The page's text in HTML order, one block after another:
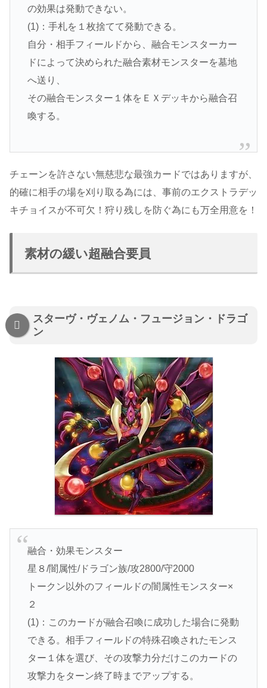
の効果は発動できない。
(1)：手札を１枚捨てて発動できる。
自分・相手フィールドから、融合モンスターカー
ドによって決められた融合素材モンスターを墓地
へ送り、
その融合モンスター１体をＥＸデッキから融合召
喚する。
チェーンを許さない無慈悲な最強カードではありますが、
的確に相手の場を刈り取る為には、事前のエクストラデッ
キチョイスが不可欠！狩り残しを防ぐ為にも万全用意を！
素材の緩い超融合要員
スターヴ・ヴェノム・フュージョン・ドラゴ
ン
融合・効果モンスター
星８/闇属性/ドラゴン族/攻2800/守2000
トークン以外のフィールドの闇属性モンスター×
２
(1)：このカードが融合召喚に成功した場合に発動
できる。相手フィールドの特殊召喚されたモンス
ター１体を選び、その攻撃力分だけこのカードの
攻撃力をターン終了時までアップする。